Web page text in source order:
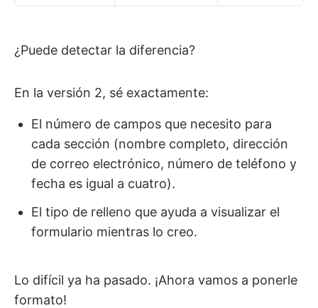
¿Puede detectar la diferencia?
En la versión 2, sé exactamente:
El número de campos que necesito para
cada sección (nombre completo, dirección
de correo electrónico, número de teléfono y
fecha es igual a cuatro).
El tipo de relleno que ayuda a visualizar el
formulario mientras lo creo.
Lo difícil ya ha pasado. ¡Ahora vamos a ponerle
formato!